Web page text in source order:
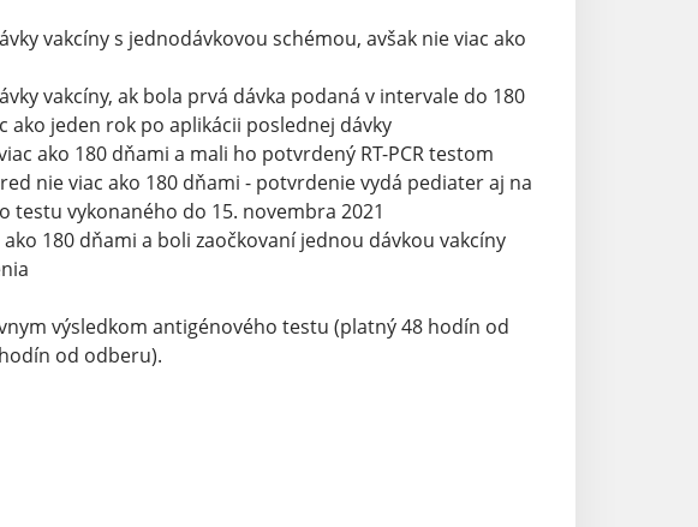
vakcíny s jednodávkovou schémou, avšak nie viac ako
vakcíny, ak bola prvá dávka podaná v intervale do 180
ako jeden rok po aplikácii poslednej dávky
ako 180 dňami a mali ho potvrdený RT-PCR testom
nie viac ako 180 dňami - potvrdenie vydá pediater aj na
testu vykonaného do 15. novembra 2021
180 dňami a boli zaočkovaní jednou dávkou vakcíny
výsledkom antigénového testu (platný 48 hodín od
od odberu).